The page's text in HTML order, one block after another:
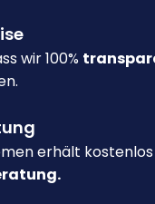
wir 100%
erhält kostenlos